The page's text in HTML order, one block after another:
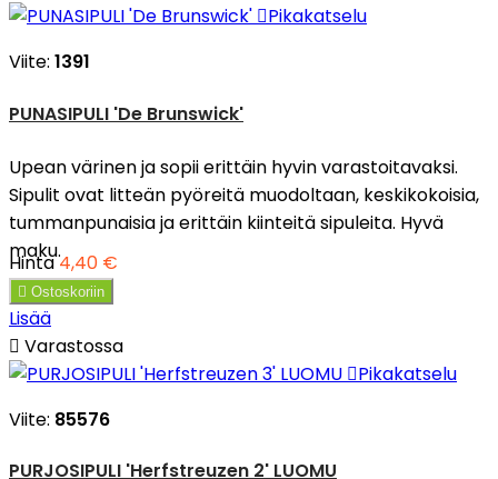
Pikakatselu
Viite: 1391
PUNASIPULI 'De Brunswick'
Upean värinen ja sopii erittäin hyvin varastoitavaksi.
Sipulit ovat litteän pyöreitä muodoltaan, keskikokoisia,
tummanpunaisia ja erittäin kiinteitä sipuleita. Hyvä
maku.
Hinta4,40 €
 Ostoskoriin
Lisää
 Varastossa
Pikakatselu
Viite: 85576
PURJOSIPULI 'Herfstreuzen 2' LUOMU